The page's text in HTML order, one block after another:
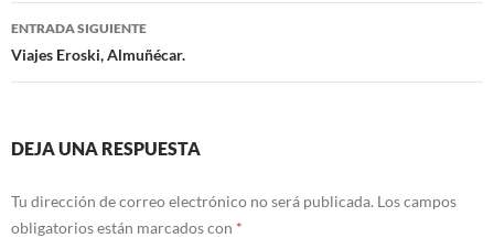
de
entradas
ENTRADA SIGUIENTE
Viajes Eroski, Almuñécar.
DEJA UNA RESPUESTA
Tu dirección de correo electrónico no será publicada. Los campos
obligatorios están marcados con *